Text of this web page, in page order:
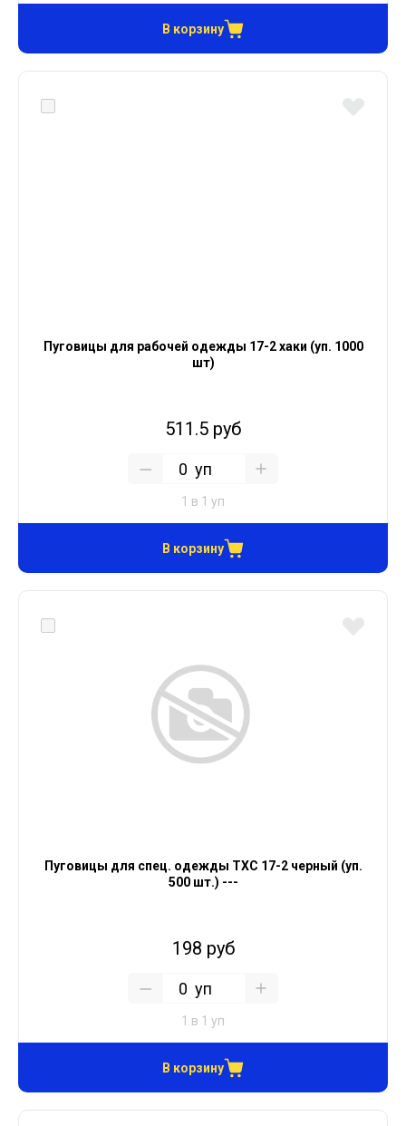
В корзину
Пуговицы для рабочей одежды 17-2 хаки (уп. 1000
шт)
511.5 руб
уп
1 в 1 уп
В корзину
Пуговицы для спец. одежды ТХС 17-2 черный (уп.
500 шт.) ---
198 руб
уп
1 в 1 уп
В корзину